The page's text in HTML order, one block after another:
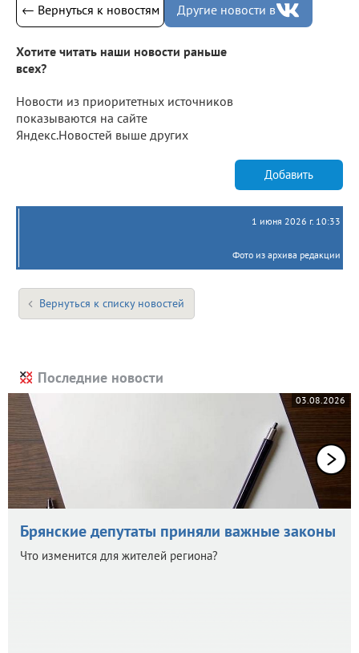
← Вернуться к новостям Другие новости в
Хотите читать наши новости раньше
всех?
Новости из приоритетных источников
показываются на сайте
Яндекс.Новостей выше других
Добавить
1 июня 2026 г. 10:33
Фото из архива редакции
Вернуться к списку новостей
Последние новости
03.08.2026
Брянские депутаты приняли важные законы
Что изменится для жителей региона?